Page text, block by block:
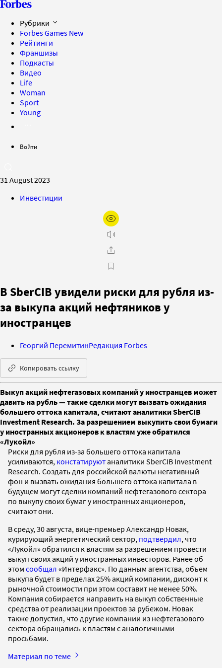
Рубрики
Forbes Games New
Рейтинги
Франшизы
Подкасты
Видео
Life
Woman
Sport
Young
Войти
31 August 2023
Инвестиции
В SberCIB увидели риски для рубля из-
за выкупа акций нефтяников у
иностранцев
Георгий ПеремитинРедакция Forbes
Копировать ссылку
Выкуп акций нефтегазовых компаний у иностранцев может
давить на рубль — такие сделки могут вызвать ожидания
большего оттока капитала, считают аналитики SberCIB
Investment Research. За разрешением выкупить свои бумаги
у иностранных акционеров к властям уже обратился
«Лукойл»
Риски для рубля из-за большего оттока капитала
усиливаются, констатируютаналитики SberCIB Investment
Research. Создать для российской валюты негативный
фон и вызвать ожидания большего оттока капитала в
будущем могут сделки компаний нефтегазового сектора
по выкупу своих бумаг у иностранных акционеров,
считают они.
В среду, 30 августа, вице-премьер Александр Новак,
курирующий энергетический сектор, подтвердил, что
«Лукойл» обратился к властям за разрешением провести
выкуп своих акций у иностранных инвесторов. Ранее об
этом сообщал «Интерфакс». По данным агентства, объем
выкупа будет в пределах 25% акций компании, дисконт к
рыночной стоимости при этом составит не менее 50%.
Компания собирается направить на выкуп собственные
средства от реализации проектов за рубежом. Новак
также допустил, что другие компании из нефтегазового
сектора обращались к властям с аналогичными
просьбами.
Материал по теме